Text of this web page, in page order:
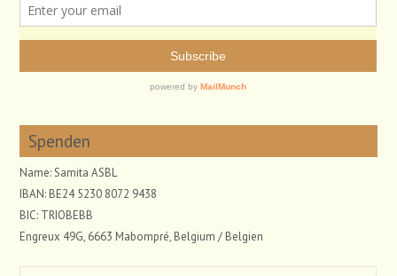
Spenden
Name: Samita ASBL
IBAN: BE24 5230 8072 9438
BIC: TRIOBEBB
Engreux 49G, 6663 Mabompré, Belgium / Belgien